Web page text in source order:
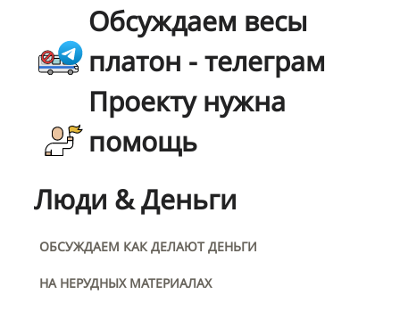
Обсуждаем весы
платон - телеграм
Проекту нужна
помощь
Люди & Деньги
ОБСУЖДАЕМ КАК ДЕЛАЮТ ДЕНЬГИ
НА НЕРУДНЫХ МАТЕРИАЛАХ